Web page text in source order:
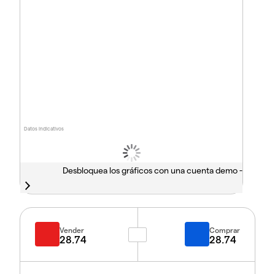
Datos indicativos
Desbloquea los gráficos con una cuenta demo -
Vender
28.74
Comprar
28.74